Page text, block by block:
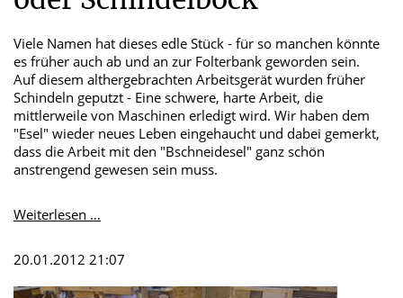
Viele Namen hat dieses edle Stück - für so manchen könnte
es früher auch ab und an zur Folterbank geworden sein.
Auf diesem althergebrachten Arbeitsgerät wurden früher
Schindeln geputzt - Eine schwere, harte Arbeit, die
mittlerweile von Maschinen erledigt wird. Wir haben dem
"Esel" wieder neues Leben eingehaucht und dabei gemerkt,
dass die Arbeit mit den "Bschneidesel" ganz schön
anstrengend gewesen sein muss.
Weiterlesen …
Schindelbock
20.01.2012 21:07